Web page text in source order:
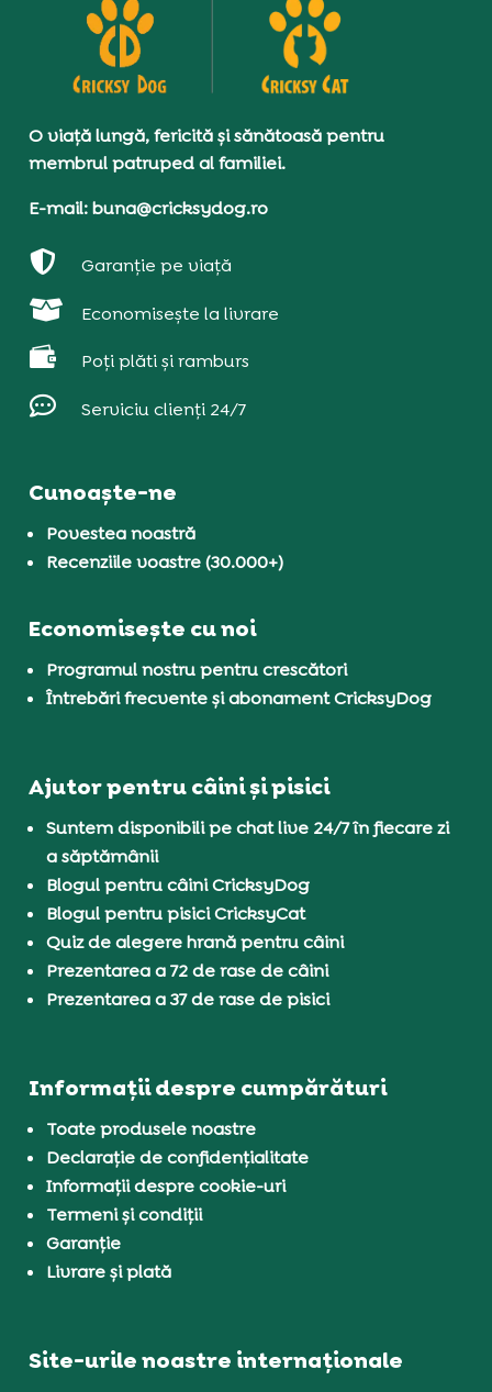
O viață lungă, fericită și sănătoasă pentru
membrul patruped al familiei.
E-mail: buna@cricksydog.ro
 Garanție pe viață
 Economisește la livrare
 Poți plăti și ramburs
 Serviciu clienți 24/7
Cunoaște-ne
Povestea noastră
Recenziile voastre (30.000+)
Economisește cu noi
Programul nostru pentru crescători
Întrebări frecvente și abonament CricksyDog
Ajutor pentru câini și pisici
Suntem disponibili pe chat live 24/7 în fiecare zi
a săptămânii
Blogul pentru câini CricksyDog
Blogul pentru pisici CricksyCat
Quiz de alegere hrană pentru câini
Prezentarea a 72 de rase de câini
Prezentarea a 37 de rase de pisici
Informații despre cumpărături
Toate produsele noastre
Declarație de confidențialitate
Informații despre cookie-uri
Termeni și condiții
Garanție
Livrare și plată
Site-urile noastre internaționale